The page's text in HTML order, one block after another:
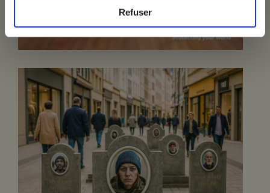
Refuser